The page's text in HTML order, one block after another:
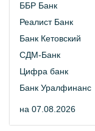
ББР Банк
Реалист Банк
Банк Кетовский
СДМ-Банк
Цифра банк
Банк Уралфинанс
на 07.08.2026